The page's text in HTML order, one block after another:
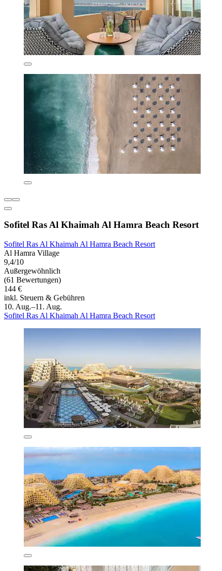
Sofitel Ras Al Khaimah Al Hamra Beach Resort
Sofitel Ras Al Khaimah Al Hamra Beach Resort
Al Hamra Village
9,4/10
Außergewöhnlich
(61 Bewertungen)
144 €
inkl. Steuern & Gebühren
10. Aug.–11. Aug.
Sofitel Ras Al Khaimah Al Hamra Beach Resort